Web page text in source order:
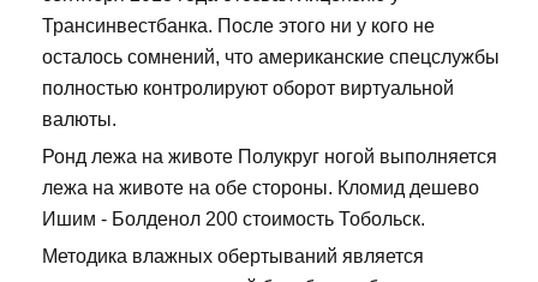
Трансинвестбанка. После этого ни у кого не
осталось сомнений, что американские спецслужбы
полностью контролируют оборот виртуальной
валюты.
Ронд лежа на животе Полукруг ногой выполняется
лежа на животе на обе стороны. Кломид дешево
Ишим - Болденол 200 стоимость Тобольск.
Методика влажных обертываний является